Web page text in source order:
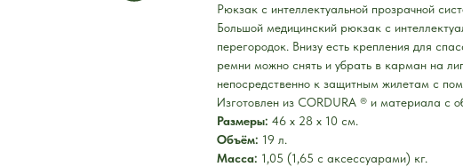
Рюкзак с интеллектуальной прозрачной
Большой медицинский рюкзак с
перегородок. Внизу есть крепления для
ремни можно снять и убрать в карман на
непосредственно к защитным жилетам с
Изготовлен из CORDURA ® и материала с
Размеры: 46 x 28 x 10 см.
Объём: 19 л.
Масса: 1,05 (1,65 с аксессуарами) кг.